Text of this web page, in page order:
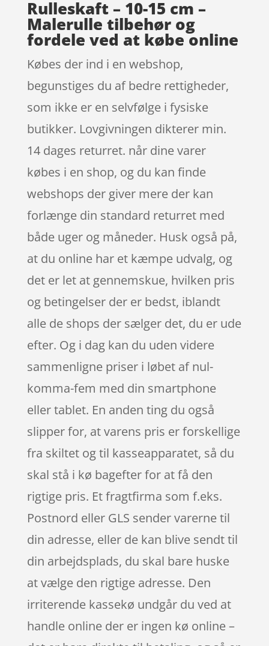
Rulleskaft – 10-15 cm –
Malerulle tilbehør og
fordele ved at købe online
Købes der ind i en webshop,
begunstiges du af bedre rettigheder,
som ikke er en selvfølge i fysiske
butikker. Lovgivningen dikterer min.
14 dages returret. når dine varer
købes i en shop, og du kan finde
webshops der giver mere der kan
forlænge din standard returret med
både uger og måneder. Husk også på,
at du online har et kæmpe udvalg, og
det er let at gennemskue, hvilken pris
og betingelser der er bedst, iblandt
alle de shops der sælger det, du er ude
efter. Og i dag kan du uden videre
sammenligne priser i løbet af nul-
komma-fem med din smartphone
eller tablet. En anden ting du også
slipper for, at varens pris er forskellige
fra skiltet og til kasseapparatet, så du
skal stå i kø bagefter for at få den
rigtige pris. Et fragtfirma som f.eks.
Postnord eller GLS sender varerne til
din adresse, eller de kan blive sendt til
din arbejdsplads, du skal bare huske
at vælge den rigtige adresse. Den
irriterende kassekø undgår du ved at
handle online der er ingen kø online –